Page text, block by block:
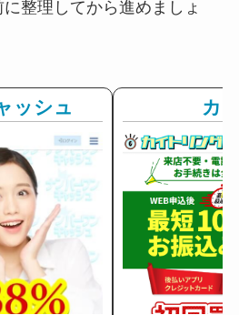
整理してから進めましょ
ッシュ カ